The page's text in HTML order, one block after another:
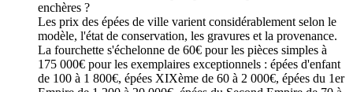
enchères ?
Les prix des épées de ville varient considérablement selon le
modèle, l'état de conservation, les gravures et la provenance.
La fourchette s'échelonne de 60€ pour les pièces simples à
175 000€ pour les exemplaires exceptionnels : épées d'enfant
de 100 à 1 800€, épées XIXème de 60 à 2 000€, épées du 1er